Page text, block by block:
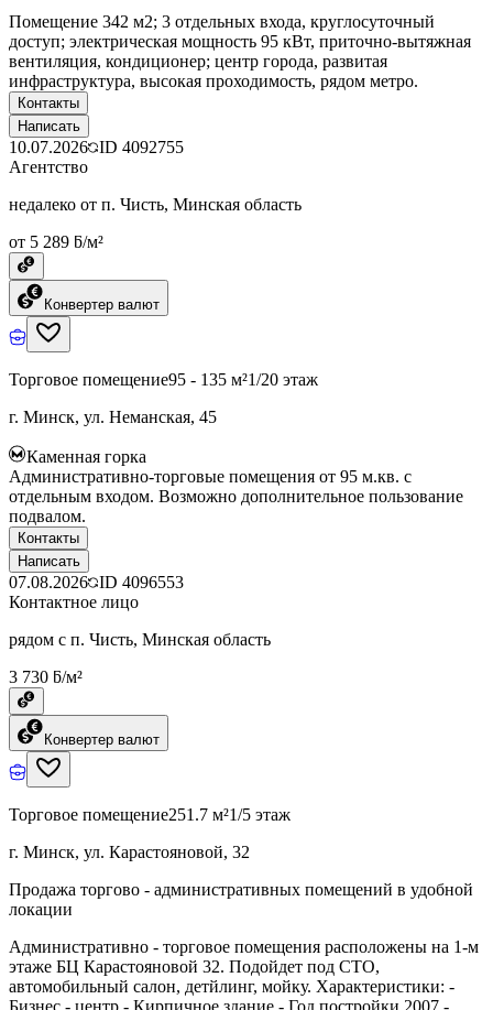
Помещение 342 м2; 3 отдельных входа, круглосуточный
доступ; электрическая мощность 95 кВт, приточно-вытяжная
вентиляция, кондиционер; центр города, развитая
инфраструктура, высокая проходимость, рядом метро.
Контакты
Написать
10.07.2026 ID 4092755
Агентство
недалеко от п. Чисть, Минская область
от 5 289 ƃ/м²
Конвертер валют
Торговое помещение95 - 135 м²1/20 этаж
г. Минск, ул. Неманская, 45
Каменная горка
Административно-торговые помещения от 95 м.кв. с
отдельным входом. Возможно дополнительное пользование
подвалом.
Контакты
Написать
07.08.2026 ID 4096553
Контактное лицо
рядом с п. Чисть, Минская область
3 730 ƃ/м²
Конвертер валют
Торговое помещение251.7 м²1/5 этаж
г. Минск, ул. Карастояновой, 32
Продажа торгово - административных помещений в удобной
локации
Административно - торговое помещения расположены на 1-м
этаже БЦ Карастояновой 32. Подойдет под СТО,
автомобильный салон, детйлинг, мойку. Характеристики: -
Бизнес - центр - Кирпичное здание - Год постройки 2007 -